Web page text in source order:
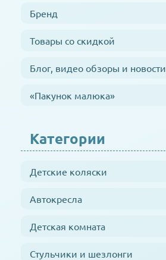
Бренд
Товары со скидкой
Блог, видео обзоры и новости
«Пакунок малюка»
Категории
Детские коляски
Автокресла
Детская комната
Стульчики и шезлонги